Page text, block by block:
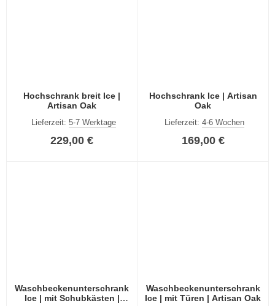
Hochschrank breit Ice |
Artisan Oak
Lieferzeit: 5-7 Werktage
229,00 €
Hochschrank Ice | Artisan
Oak
Lieferzeit:4-6 Wochen
169,00 €
Waschbeckenunterschrank
Ice | mit Schubkästen |
Waschbeckenunterschrank
Ice | mit Türen | Artisan Oak